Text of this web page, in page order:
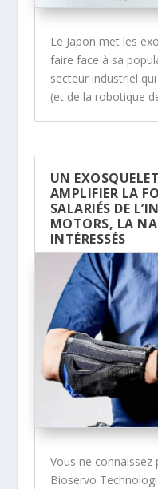
Le Japon met les
faire face à sa
secteur industriel
(et de la robotique
UN
AMPLIFIER LA
SALARIÉS DE
MOTORS, LA
INTÉRESSÉS
Vous ne connaissez
Bioservo